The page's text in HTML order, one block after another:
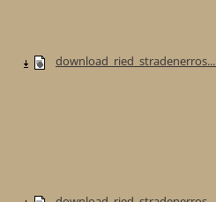
download_ried_stradenerros...